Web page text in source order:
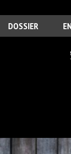
DOSSIER